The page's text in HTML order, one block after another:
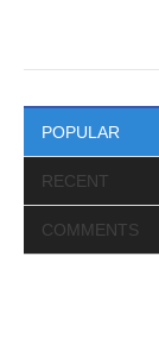
POPULAR
RECENT
COMMENTS